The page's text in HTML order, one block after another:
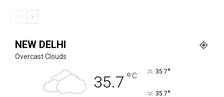
NEW DELHI
Overcast Clouds
35.7 °C 35.7°
35.7°